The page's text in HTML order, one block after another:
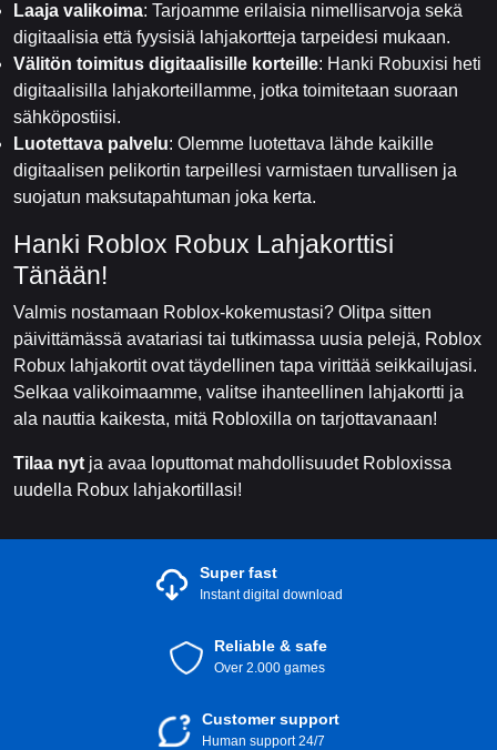
Laaja valikoima: Tarjoamme erilaisia nimellisarvoja sekä
digitaalisia että fyysisiä lahjakortteja tarpeidesi mukaan.
Välitön toimitus digitaalisille korteille: Hanki Robuxisi heti
digitaalisilla lahjakorteillamme, jotka toimitetaan suoraan
sähköpostiisi.
Luotettava palvelu: Olemme luotettava lähde kaikille
digitaalisen pelikortin tarpeillesi varmistaen turvallisen ja
suojatun maksutapahtuman joka kerta.
Hanki Roblox Robux Lahjakorttisi
Tänään!
Valmis nostamaan Roblox-kokemustasi? Olitpa sitten
päivittämässä avatariasi tai tutkimassa uusia pelejä, Roblox
Robux lahjakortit ovat täydellinen tapa virittää seikkailujasi.
Selkaa valikoimaamme, valitse ihanteellinen lahjakortti ja
ala nauttia kaikesta, mitä Robloxilla on tarjottavanaan!
Tilaa nyt ja avaa loputtomat mahdollisuudet Robloxissa
uudella Robux lahjakortillasi!
Super fast
Instant digital download
Reliable & safe
Over 2.000 games
Customer support
Human support 24/7